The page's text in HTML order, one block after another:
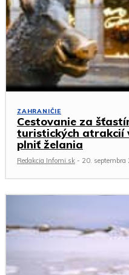
ZAHRANIČIE
Cestovanie za
turistických atrakcií
plniť želania
Redakcia Infomi.sk - 20. septembra